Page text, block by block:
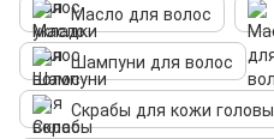
Масло для волос
Шампуни для волос
Скрабы для кожи головы